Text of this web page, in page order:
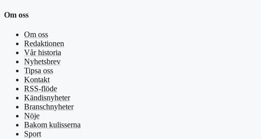
Om oss
Om oss
Redaktionen
Vår historia
Nyhetsbrev
Tipsa oss
Kontakt
RSS-flöde
Kändisnyheter
Branschnyheter
Nöje
Bakom kulisserna
Sport